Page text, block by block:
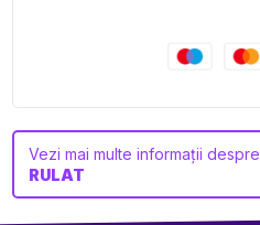
Vezi mai multe informații despre
RULAT